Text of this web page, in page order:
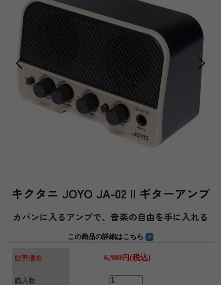
キクタニ JOYO JA-02 II ギターアンプ
カバンに入るアンプで、音楽の自由を手に入れる
この商品の詳細はこちら
販売価格 6,980円(税込)
購入数